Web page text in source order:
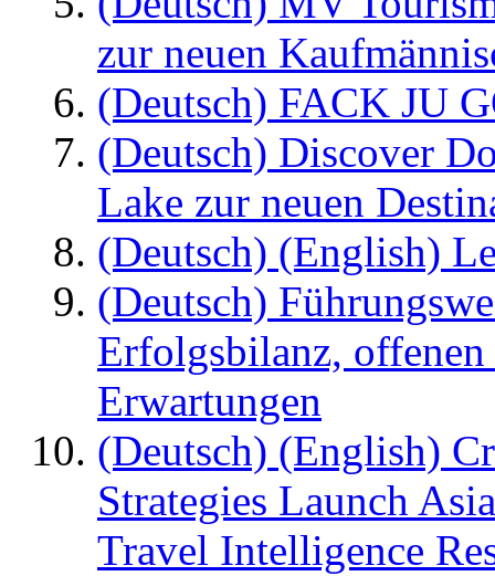
zur neuen
(Deutsch) FACK JU
(Deutsch) Discover
Lake zur neuen
(Deutsch) (English)
(Deutsch)
Erfolgsbilanz,
Erwartungen
(Deutsch) (English)
Strategies Launch
Travel Intelligence